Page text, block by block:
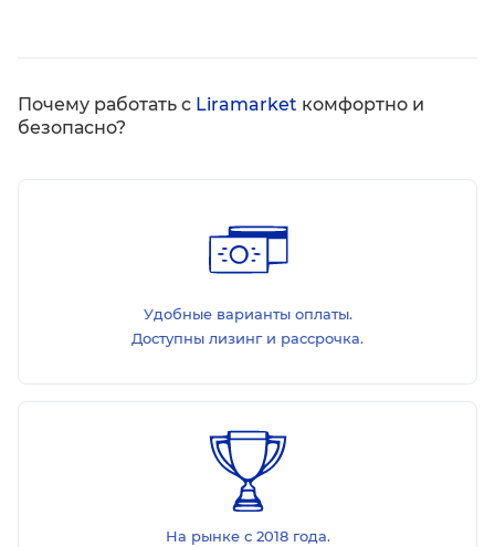
Почему работать с Liramarket комфортно и
безопасно?
Удобные варианты оплаты.
Доступны лизинг и рассрочка.
На рынке с 2018 года.